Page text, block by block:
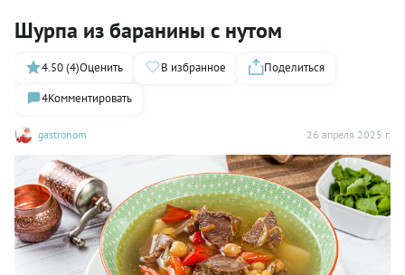
Шурпа из баранины с нутом
gastronom 26 апреля 2025 г.
4.50 (4)Оценить В избранное
Поделиться
4Комментировать